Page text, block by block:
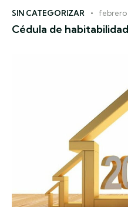
SIN CATEGORIZAR febrero
Cédula de